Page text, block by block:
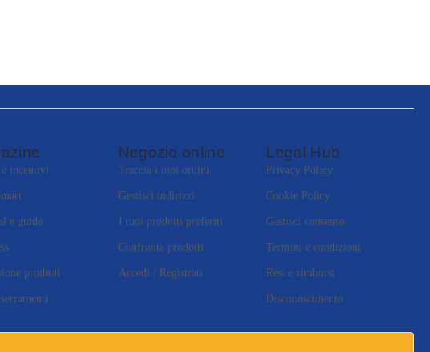
e incentivi
e guide
prodotti
Negozio online
Traccia i tuoi ordini
Gestisci indirizzi
I tuoi prodotti preferiti
Confronta prodotti
Accedi / Registrati
Legal Hub
Privacy Policy
Cookie Policy
Gestisci consenso
Termini e condizioni
Resi e rimborsi
Disconoscimento